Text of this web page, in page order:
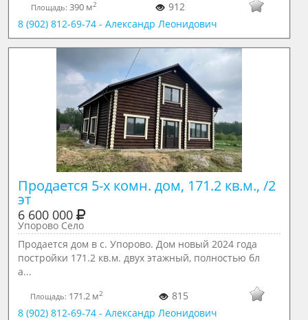
Площадь: 390 м2
912
8 (902) 812-69-74 - Александр Леонидович
Продается 5-х комн. дом, 171.2 кв.м., /2
эт
6 600 000
Упорово Село
Продается дом в с. Упорово. Дом новый 2024 года
постройки 171.2 кв.м. двух этажный, полностью бл
а...
Площадь: 171.2 м2
815
8 (902) 812-69-74 - Александр Леонидович